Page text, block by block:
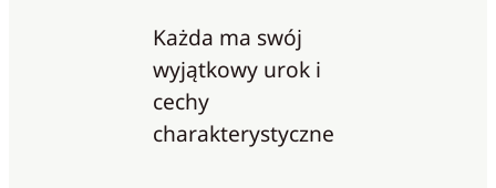
Każda ma swój
wyjątkowy urok i
cechy
charakterystyczne